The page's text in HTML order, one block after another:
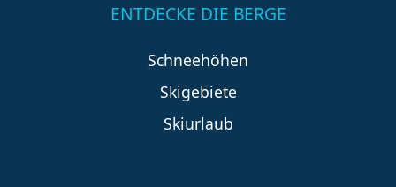
ENTDECKE DIE BERGE
Schneehöhen
Skigebiete
Skiurlaub